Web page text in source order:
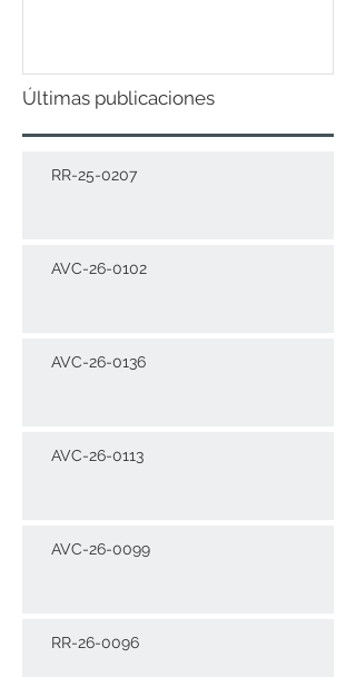
Últimas publicaciones
RR-25-0207
AVC-26-0102
AVC-26-0136
AVC-26-0113
AVC-26-0099
RR-26-0096